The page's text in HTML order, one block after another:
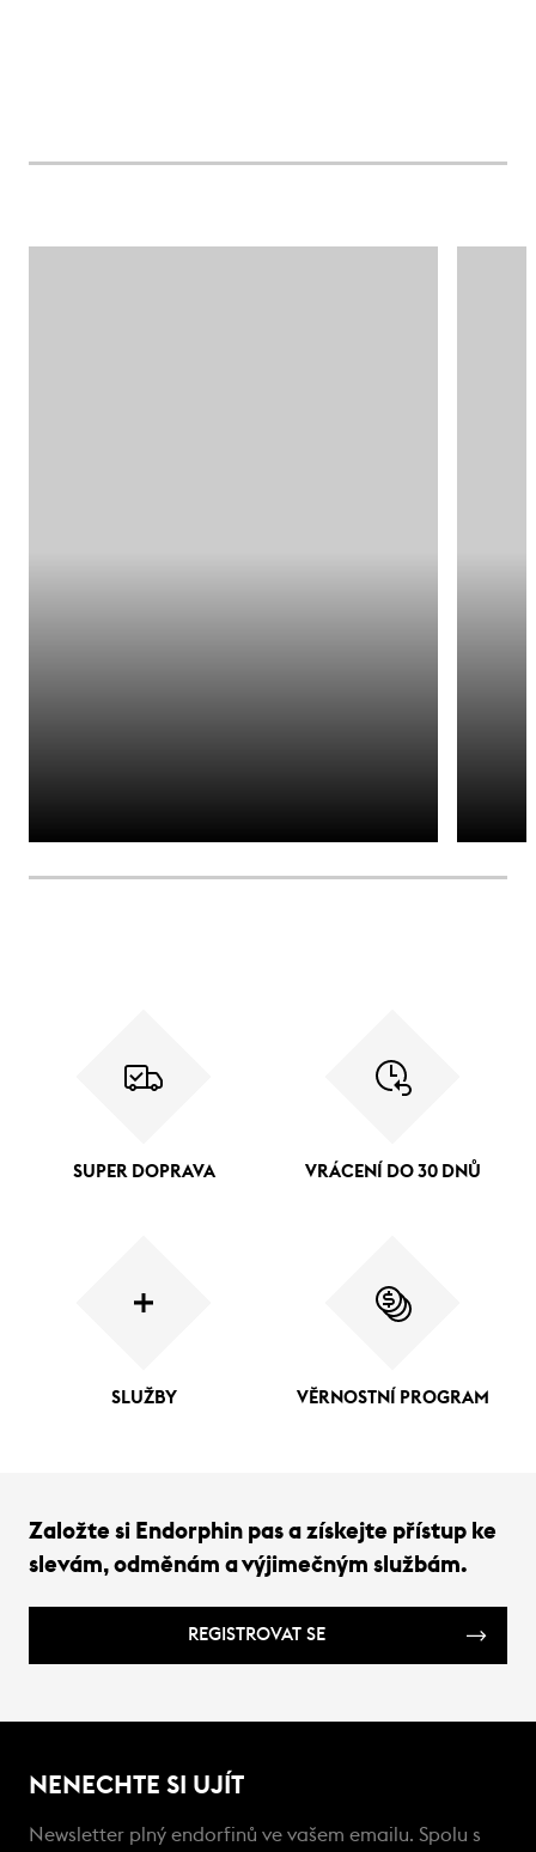
SUPER DOPRAVA VRÁCENÍ DO 30 DNŮ
SLUŽBY VĚRNOSTNÍ PROGRAM
Založte si Endorphin pas a získejte přístup ke
slevám, odměnám a výjimečným službám.
REGISTROVAT SE
NENECHTE SI UJÍT
Newsletter plný endorfinů ve vašem emailu. Spolu s